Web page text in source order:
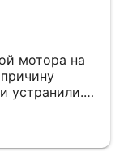
мотора на
устранили.